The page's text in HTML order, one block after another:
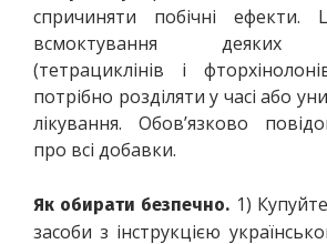
спричиняти побічні ефекти.
всмоктування деяких
(тетрациклінів і
потрібно розділяти у часі або
лікування. Обов’язково
про всі добавки.
Як обирати безпечно. 1)
засоби з інструкцією